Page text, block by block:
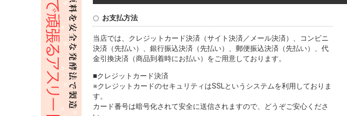
お支払方法
当店では、クレジットカード決済（サイト決済／メール決済）、コンビニ
決済（先払い）、銀行振込決済（先払い）、郵便振込決済（先払い）、代
金引換決済（商品到着時にお払い）をご用意しております。
■クレジットカード決済
※クレジットカードのセキュリティはSSLというシステムを利用しておりま
す。
カード番号は暗号化されて安全に送信されますので、どうぞご安心くださ